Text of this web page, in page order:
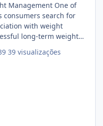
Management One of
consumers search for
with weight
long-term weight
quick fixes. A
39 visualizações